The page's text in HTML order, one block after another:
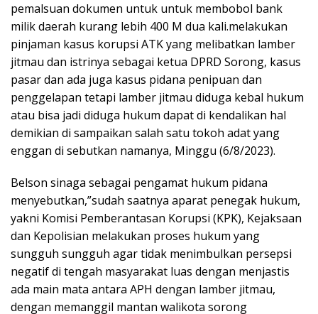
pemalsuan dokumen untuk untuk membobol bank
milik daerah kurang lebih 400 M dua kali.melakukan
pinjaman kasus korupsi ATK yang melibatkan lamber
jitmau dan istrinya sebagai ketua DPRD Sorong, kasus
pasar dan ada juga kasus pidana penipuan dan
penggelapan tetapi lamber jitmau diduga kebal hukum
atau bisa jadi diduga hukum dapat di kendalikan hal
demikian di sampaikan salah satu tokoh adat yang
enggan di sebutkan namanya, Minggu (6/8/2023).
Belson sinaga sebagai pengamat hukum pidana
menyebutkan,”sudah saatnya aparat penegak hukum,
yakni Komisi Pemberantasan Korupsi (KPK), Kejaksaan
dan Kepolisian melakukan proses hukum yang
sungguh sungguh agar tidak menimbulkan persepsi
negatif di tengah masyarakat luas dengan menjastis
ada main mata antara APH dengan lamber jitmau,
dengan memanggil mantan walikota sorong